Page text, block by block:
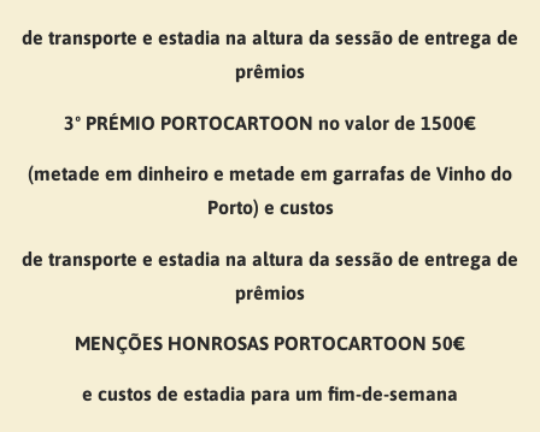
de transporte e estadia na altura da sessão de entrega de
prêmios
3º PRÉMIO PORTOCARTOON no valor de 1500€
(metade em dinheiro e metade em garrafas de Vinho do
Porto) e custos
de transporte e estadia na altura da sessão de entrega de
prêmios
MENÇÕES HONROSAS PORTOCARTOON 50€
e custos de estadia para um fim-de-semana